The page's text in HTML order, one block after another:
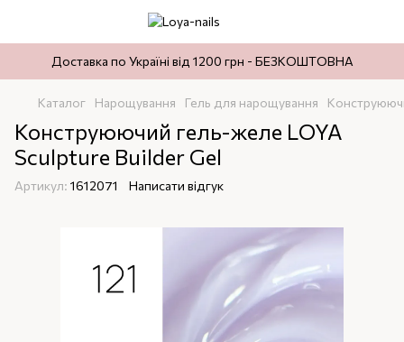
Доставка по Україні від 1200 грн - БЕЗКОШТОВНА
Каталог Нарощування Гель для нарощування
Конструюючий гель-желе LOYA
Sculpture Builder Gel
Артикул: 1612071 Написати відгук